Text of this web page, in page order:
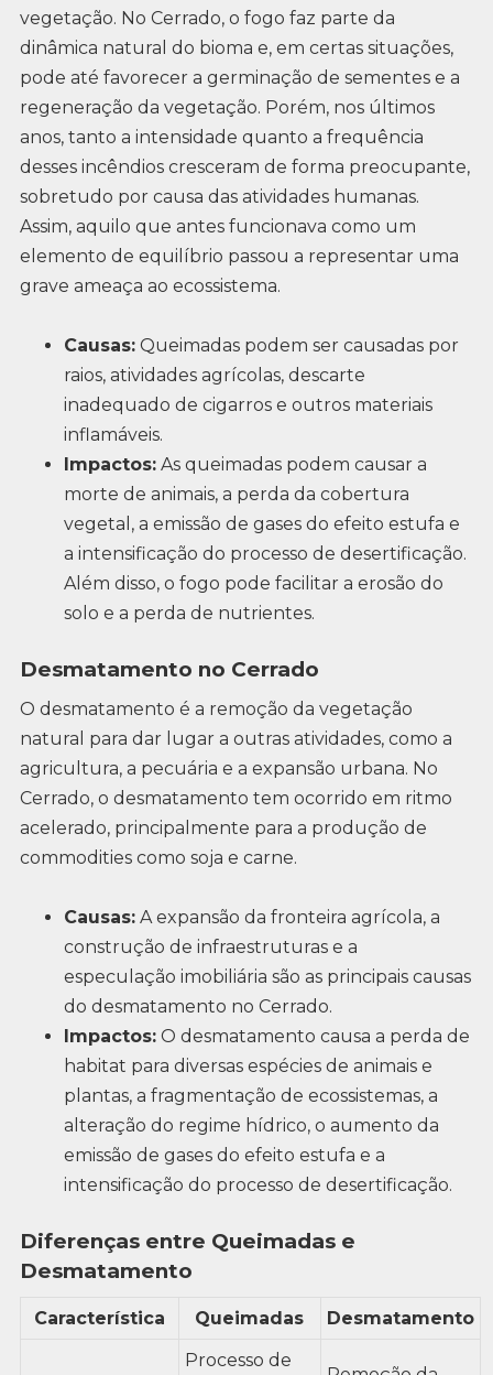
vegetação. No Cerrado, o fogo faz parte da
dinâmica natural do bioma e, em certas situações,
pode até favorecer a germinação de sementes e a
regeneração da vegetação. Porém, nos últimos
anos, tanto a intensidade quanto a frequência
desses incêndios cresceram de forma preocupante,
sobretudo por causa das atividades humanas.
Assim, aquilo que antes funcionava como um
elemento de equilíbrio passou a representar uma
grave ameaça ao ecossistema.
Causas:Queimadas podem ser causadas por
raios, atividades agrícolas, descarte
inadequado de cigarros e outros materiais
inflamáveis.
Impactos:As queimadas podem causar a
morte de animais, a perda da cobertura
vegetal, a emissão de gases do efeito estufa e
a intensificação do processo de desertificação.
Além disso, o fogo pode facilitar a erosão do
solo e a perda de nutrientes.
Desmatamento no Cerrado
O desmatamento é a remoção da vegetação
natural para dar lugar a outras atividades, como a
agricultura, a pecuária e a expansão urbana. No
Cerrado, o desmatamento tem ocorrido em ritmo
acelerado, principalmente para a produção de
commodities como soja e carne.
Causas:A expansão da fronteira agrícola, a
construção de infraestruturas e a
especulação imobiliária são as principais causas
do desmatamento no Cerrado.
Impactos:O desmatamento causa a perda de
habitat para diversas espécies de animais e
plantas, a fragmentação de ecossistemas, a
alteração do regime hídrico, o aumento da
emissão de gases do efeito estufa e a
intensificação do processo de desertificação.
Diferenças entre Queimadas e
Desmatamento
Característica Queimadas
Desmatamento
Processo de